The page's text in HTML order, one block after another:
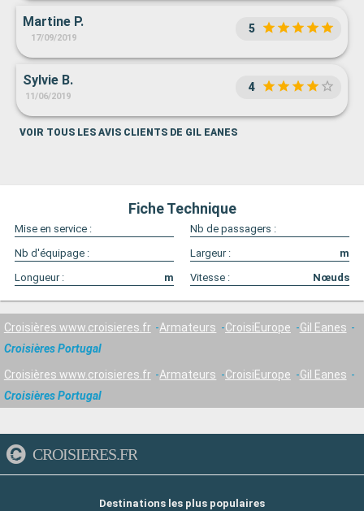
Martine P.
17/09/2019
5
Sylvie B.
11/06/2019
4
VOIR TOUS LES AVIS CLIENTS DE GIL EANES
Fiche Technique
Mise en service :
Nb de passagers :
Nb d'équipage :
Largeur :
m
Longueur :
m Vitesse : Nœuds
Croisières www.croisieres.fr Armateurs CroisiEurope
Gil Eanes
Croisières Portugal
Croisières www.croisieres.fr Armateurs CroisiEurope
Gil Eanes
Croisières Portugal
CROISIERES.FR
Destinations les plus populaires